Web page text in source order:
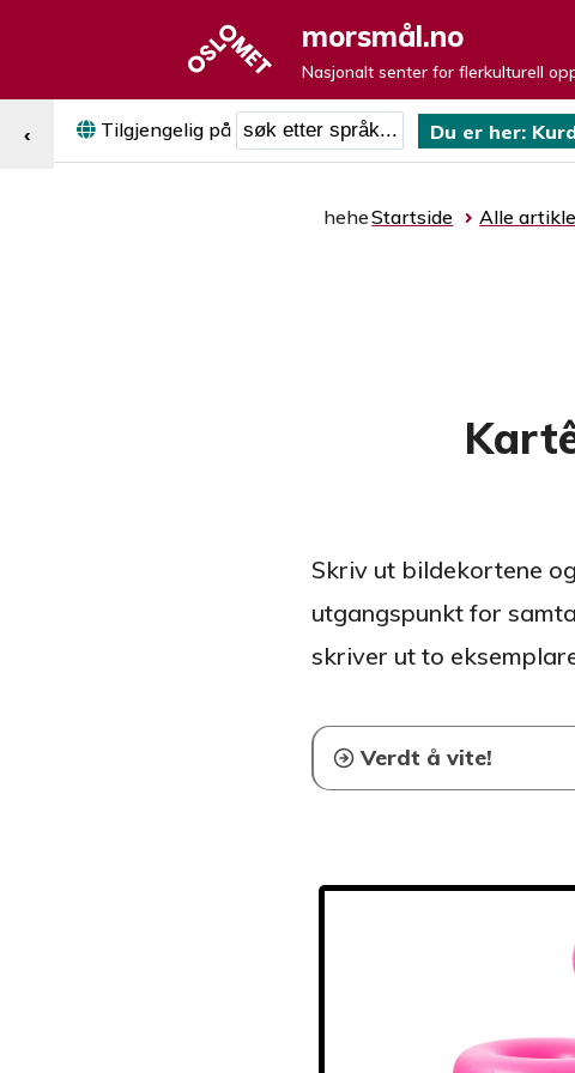
morsmål.no
Nasjonalt senter for flerkulturell
Tilgjengelig på Søk etter språk
Du er her:
‹
heheStartside Alle
Skriv ut bildekortene
utgangspunkt for
skriver ut to
Verdt å vite!